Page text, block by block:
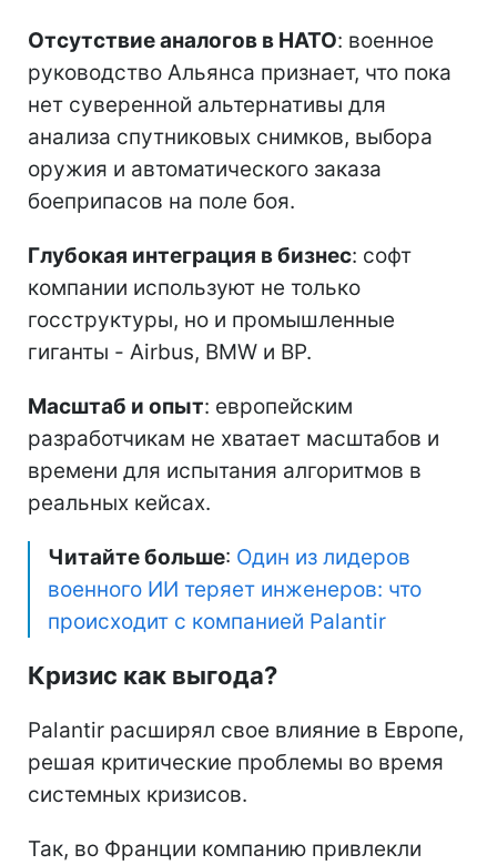
Отсутствие аналогов в НАТО: военное
руководство Альянса признает, что пока
нет суверенной альтернативы для
анализа спутниковых снимков, выбора
оружия и автоматического заказа
боеприпасов на поле боя.
Глубокая интеграция в бизнес: софт
компании используют не только
госструктуры, но и промышленные
гиганты - Airbus, BMW и BP.
Масштаб и опыт: европейским
разработчикам не хватает масштабов и
времени для испытания алгоритмов в
реальных кейсах.
Читайте больше: Один из лидеров
военного ИИ теряет инженеров: что
происходит с компанией Palantir
Кризис как выгода?
Palantir расширял свое влияние в Европе,
решая критические проблемы во время
системных кризисов.
Так, во Франции компанию привлекли